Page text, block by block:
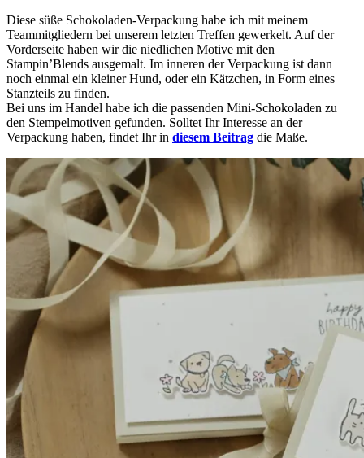
Diese süße Schokoladen-Verpackung habe ich mit meinem
Teammitgliedern bei unserem letzten Treffen gewerkelt. Auf der
Vorderseite haben wir die niedlichen Motive mit den
Stampin’Blends ausgemalt. Im inneren der Verpackung ist dann
noch einmal ein kleiner Hund, oder ein Kätzchen, in Form eines
Stanzteils zu finden.
Bei uns im Handel habe ich die passenden Mini-Schokoladen zu
den Stempelmotiven gefunden. Solltet Ihr Interesse an der
Verpackung haben, findet Ihr in diesem Beitrag die Maße.